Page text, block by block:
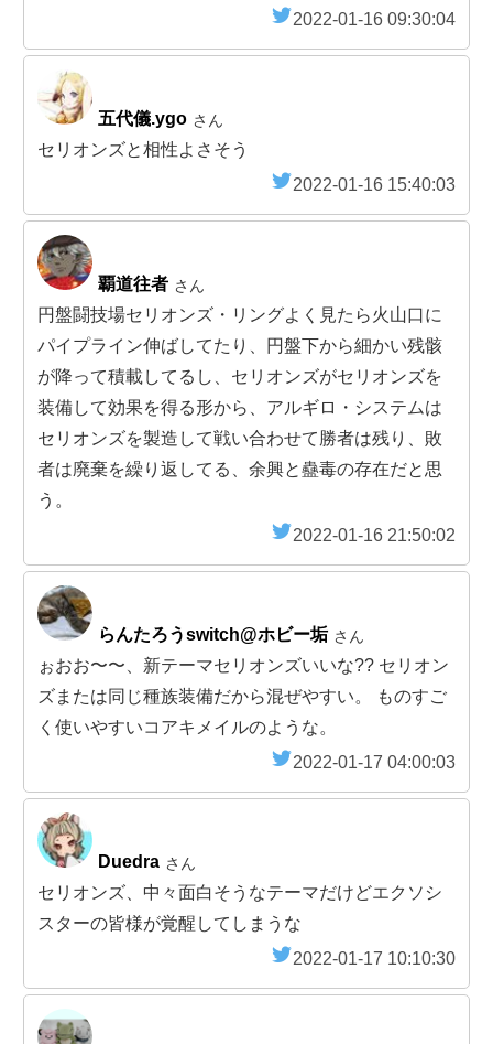
2022-01-16 09:30:04
五代儀.ygo さん
セリオンズと相性よさそう
2022-01-16 15:40:03
覇道往者 さん
円盤闘技場セリオンズ・リングよく見たら火山口に
パイプライン伸ばしてたり、円盤下から細かい残骸
が降って積載してるし、セリオンズがセリオンズを
装備して効果を得る形から、アルギロ・システムは
セリオンズを製造して戦い合わせて勝者は残り、敗
者は廃棄を繰り返してる、余興と蠱毒の存在だと思
う。
2022-01-16 21:50:02
らんたろうswitch@ホビー垢 さん
ぉおお〜〜、新テーマセリオンズいいな?? セリオン
ズまたは同じ種族装備だから混ぜやすい。 ものすご
く使いやすいコアキメイルのような。
2022-01-17 04:00:03
Duedra さん
セリオンズ、中々面白そうなテーマだけどエクソシ
スターの皆様が覚醒してしまうな
2022-01-17 10:10:30